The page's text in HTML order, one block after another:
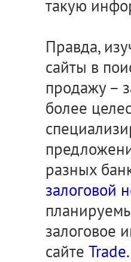
такую
Правда,
сайты в
продажу –
более
разных
залоговой
залоговое
сайте